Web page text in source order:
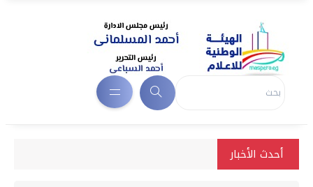
أحدث الأخبار